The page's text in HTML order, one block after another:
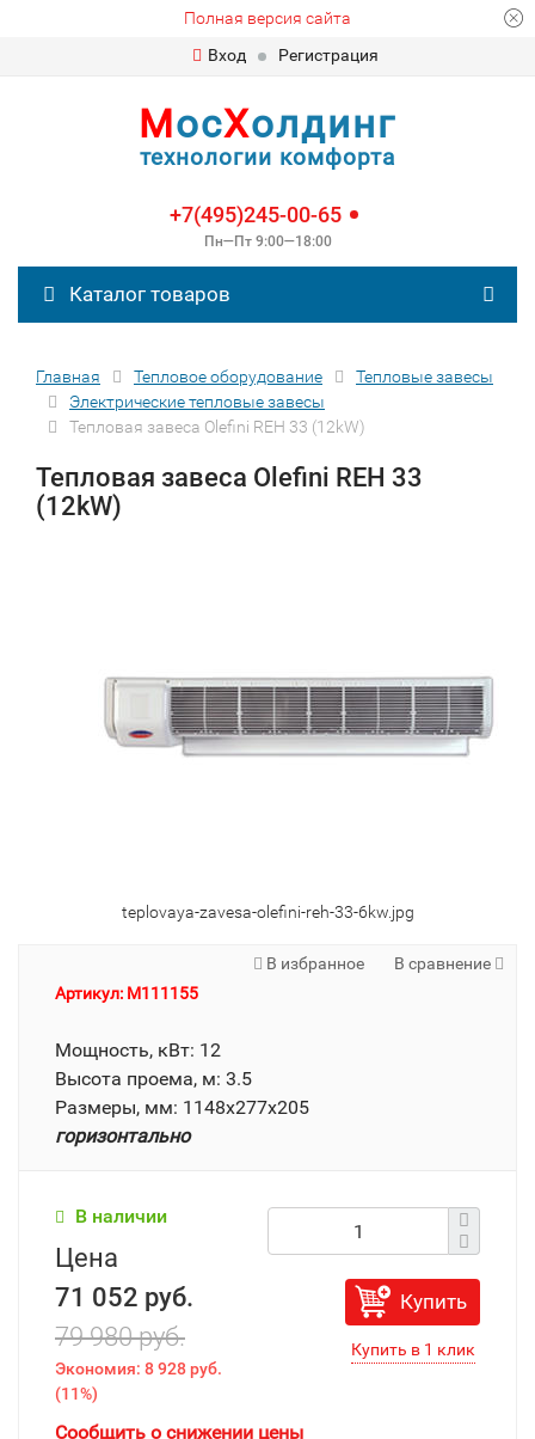
Полная версия сайта
Вход
Регистрация
МосХолдинг
технологии комфорта
+7(495)245-00-65
Пн—Пт 9:00—18:00
Каталог товаров
Главная Тепловое оборудование
Тепловые завесы
Электрические тепловые завесы
Тепловая завеса Olefini REH 33 (12kW)
Тепловая завеса Olefini REH 33
(12kW)
teplovaya-zavesa-olefini-reh-33-6kw.jpg
В избранное
В сравнение
Артикул: M111155
Мощность, кВт: 12
Высота проема, м: 3.5
Размеры, мм: 1148x277x205
горизонтально
В наличии
Цена
71 052 руб.
79 980 руб.
Экономия: 8 928 руб.
(11%)
Купить
Сообщить о снижении цены